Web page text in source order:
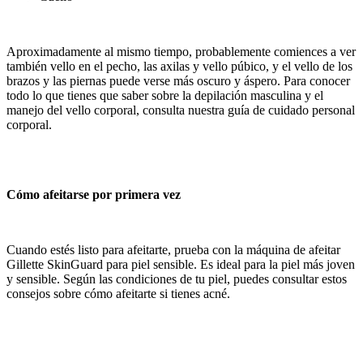
Aproximadamente al mismo tiempo, probablemente comiences a ver
también vello en el pecho, las axilas y vello púbico, y el vello de los
brazos y las piernas puede verse más oscuro y áspero. Para conocer
todo lo que tienes que saber sobre la depilación masculina y el
manejo del vello corporal, consulta nuestra guía de cuidado personal
corporal.
Cómo afeitarse por primera vez
Cuando estés listo para afeitarte, prueba con la máquina de afeitar
Gillette SkinGuard para piel sensible. Es ideal para la piel más joven
y sensible. Según las condiciones de tu piel, puedes consultar estos
consejos sobre cómo afeitarte si tienes acné.